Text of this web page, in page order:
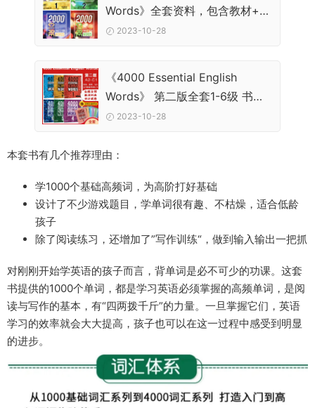
Words》全套资料，包含教材+音
频+测试+答案
2023-10-28
《4000 Essential English
Words》 第二版全套1-6级 书籍
+音频+测试+视频+答案
2023-10-28
本套书有几个推荐理由：
学1000个基础高频词，为高阶打好基础
设计了不少游戏题目，学单词很有趣、不枯燥，适合低龄
孩子
除了阅读练习，还增加了”写作训练“，做到输入输出一把抓
对刚刚开始学英语的孩子而言，背单词是必不可少的功课。这套
书提供的1000个单词，都是学习英语必须掌握的高频单词，是阅
读与写作的基本，有“四两拨千斤”的力量。一旦掌握它们，英语
学习的效率就会大大提高，孩子也可以在这一过程中感受到明显
的进步。